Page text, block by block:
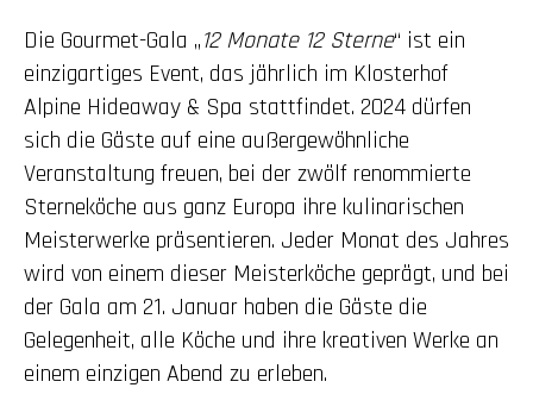
Die Gourmet-Gala „12 Monate 12 Sterne“ ist ein
einzigartiges Event, das jährlich im Klosterhof
Alpine Hideaway & Spa stattfindet. 2024 dürfen
sich die Gäste auf eine außergewöhnliche
Veranstaltung freuen, bei der zwölf renommierte
Sterneköche aus ganz Europa ihre kulinarischen
Meisterwerke präsentieren. Jeder Monat des Jahres
wird von einem dieser Meisterköche geprägt, und bei
der Gala am 21. Januar haben die Gäste die
Gelegenheit, alle Köche und ihre kreativen Werke an
einem einzigen Abend zu erleben.